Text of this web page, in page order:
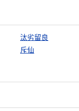
汰劣留良
斥仙